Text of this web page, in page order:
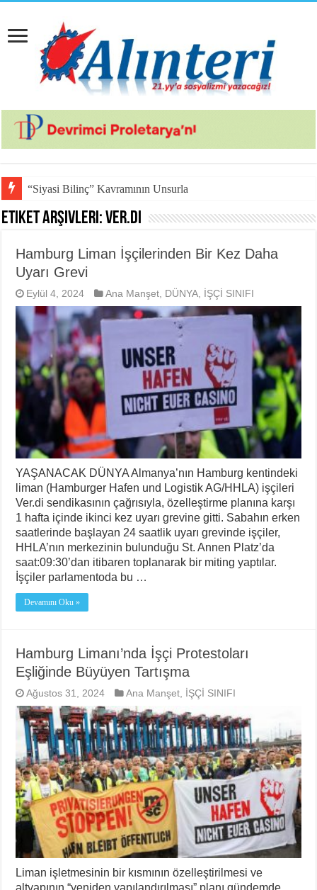
“Siyasi Bilinç” Kavramının Unsurları
Etiket Arşivleri:ver.di
Hamburg Liman İşçilerinden Bir Kez Daha
Uyarı Grevi
Eylül 4, 2024 Ana Manşet, DÜNYA, İŞÇİ SINIFI
YAŞANACAK DÜNYA Almanya’nın Hamburg kentindeki
liman (Hamburger Hafen und Logistik AG/HHLA) işçileri
Ver.di sendikasının çağrısıyla, özelleştirme planına karşı
1 hafta içinde ikinci kez uyarı grevine gitti. Sabahın erken
saatlerinde başlayan 24 saatlik uyarı grevinde işçiler,
HHLA’nın merkezinin bulunduğu St. Annen Platz’da
saat:09:30’dan itibaren toplanarak bir miting yaptılar.
İşçiler parlamentoda bu …
Devamını Oku »
Hamburg Limanı’nda İşçi Protestoları
Eşliğinde Büyüyen Tartışma
Ağustos 31, 2024 Ana Manşet İŞÇİ SINIFI
Liman işletmesinin bir kısmının özelleştirilmesi ve
altyapının “yeniden yapılandırılması” planı gündemde